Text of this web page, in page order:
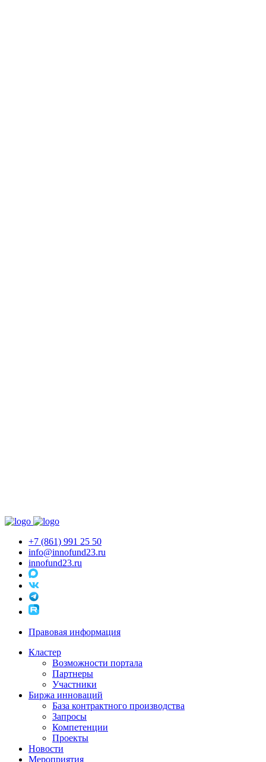
+7 (861) 991 25 50
info@innofund23.ru
innofund23.ru
Правовая информация
Кластер
Возможности портала
Партнеры
Участники
Биржа инноваций
База контрактного производства
Запросы
Компетенции
Проекты
Новости
Мероприятия